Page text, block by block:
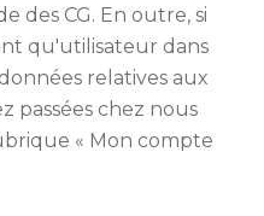
des CG. En outre, si
qu'utilisateur dans
relatives aux
passées chez nous
« Mon compte